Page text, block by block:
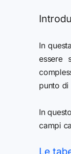
In
essere
punto di
In
campi
Le